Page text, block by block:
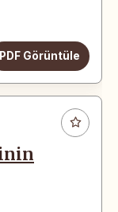
PDF Görüntüle